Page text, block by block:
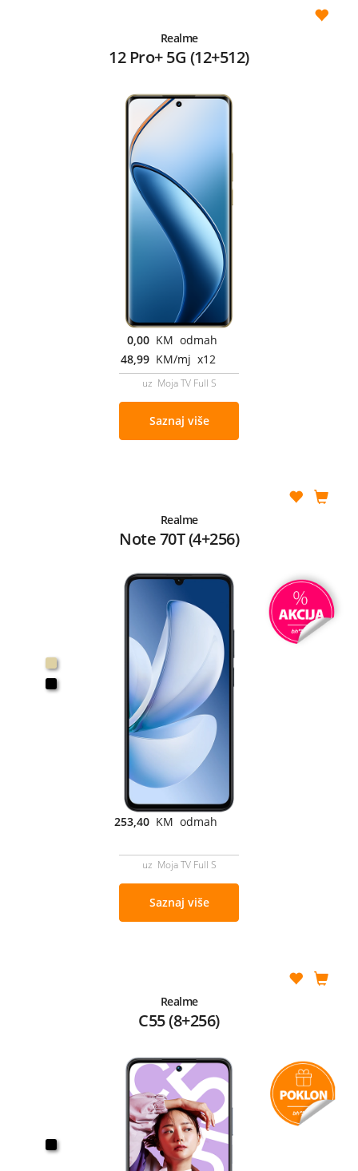
Realme
12 Pro+ 5G (12+512)
0,00 KM odmah
48,99 KM/mj x12
uz Moja TV Full S
Saznaj više
Realme
Note 70T (4+256)
253,40 KM odmah
uz Moja TV Full S
Saznaj više
Realme
C55 (8+256)